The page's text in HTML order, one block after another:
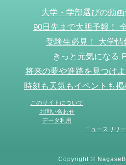
大学・学部選びの動
90日先まで大胆予報！
受験生必見！ 大学情
きっと元気になる
将来の夢や進路を見つけ
時刻も天気もイベントも
このサイトについて
お問い合わせ
データ利用
ニュースリリ
Copyright ©